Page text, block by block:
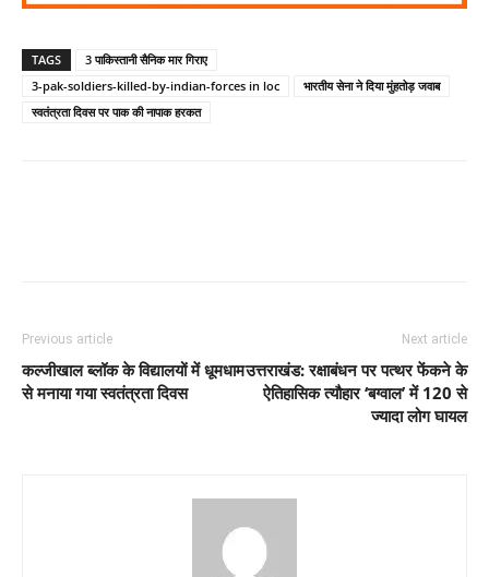
TAGS
3 पाकिस्तानी सैनिक मार गिराए
3-pak-soldiers-killed-by-indian-forces in loc
भारतीय सेना ने दिया मुंहतोड़ जवाब
स्वतंत्रता दिवस पर पाक की नापाक हरकत
Previous article
कल्जीखाल ब्लॉक के विद्यालयों में धूमधाम
से मनाया गया स्वतंत्रता दिवस
Next article
उत्तराखंड: रक्षाबंधन पर पत्थर फेंकने के
ऐतिहासिक त्यौहार ‘बग्वाल’ में 120 से
ज्यादा लोग घायल